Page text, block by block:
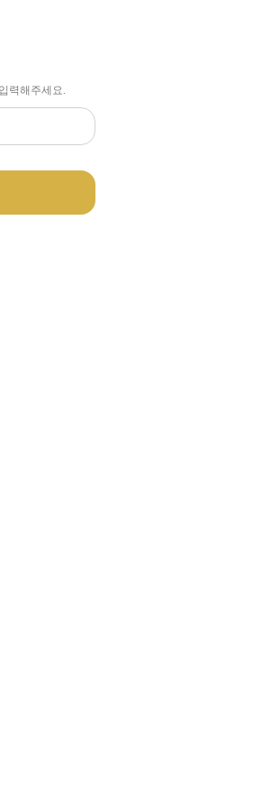
력해주세요.